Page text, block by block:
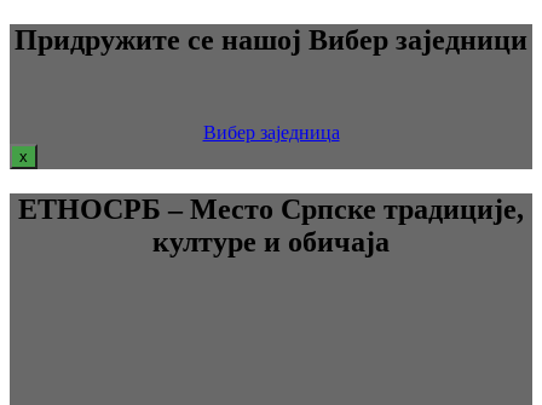
Придружите се нашој Вибер заједници
Вибер заједница
x
ЕТНОСРБ – Место Српске традиције,
културе и обичаја